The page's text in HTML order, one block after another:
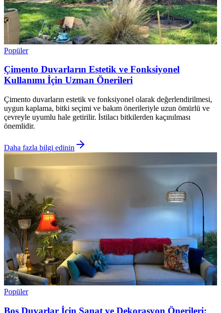
Popüler
Çimento Duvarların Estetik ve Fonksiyonel
Kullanımı İçin Uzman Önerileri
Çimento duvarların estetik ve fonksiyonel olarak değerlendirilmesi,
uygun kaplama, bitki seçimi ve bakım önerileriyle uzun ömürlü ve
çevreyle uyumlu hale getirilir. İstilacı bitkilerden kaçınılması
önemlidir.
Daha fazla bilgi edinin
Popüler
Boş Duvarlar İçin Sanat ve Dekorasyon Önerileri: